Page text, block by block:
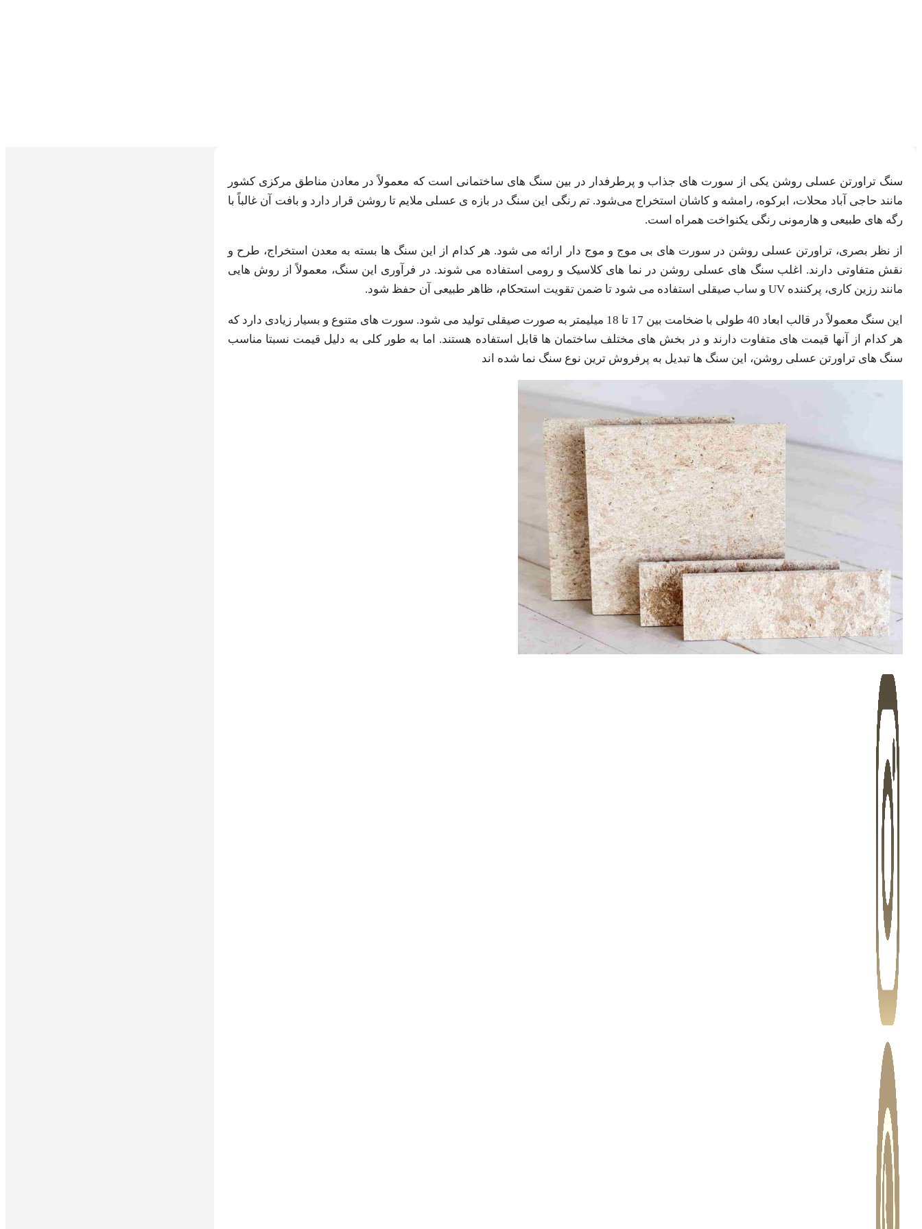
سنگ تراورتن عسلی روشن یکی از سورت های جذاب و پرطرفدار در بین سنگ های ساختمانی است که معمولاً در معادن مناطق مرکزی کشور
مانند حاجی آباد محلات، ابرکوه، رامشه و کاشان استخراج می‌شود. تم رنگی این سنگ در بازه ی عسلی ملایم تا روشن قرار دارد و بافت آن غالباً با
رگه های طبیعی و هارمونی رنگی یکنواخت همراه است.
از نظر بصری، تراورتن عسلی روشن در سورت های بی موج و موج دار ارائه می شود. هر کدام از این سنگ ها بسته به معدن استخراج، طرح و
نقش متفاوتی دارند. اغلب سنگ های عسلی روشن در نما های کلاسیک و رومی استفاده می شوند. در فرآوری این سنگ، معمولاً از روش هایی
مانند رزین کاری، پرکننده UV و ساب صیقلی استفاده می شود تا ضمن تقویت استحکام، ظاهر طبیعی آن حفظ شود.
این سنگ معمولاً در قالب ابعاد 40 طولی با ضخامت بین 17 تا 18 میلیمتر به صورت صیقلی تولید می شود. سورت های متنوع و بسیار زیادی دارد که
هر کدام از آنها قیمت های متفاوت دارند و در بخش های مختلف ساختمان ها قابل استفاده هستند. اما به طور کلی به دلیل قیمت نسبتا مناسب
سنگ های تراورتن عسلی روشن، این سنگ ها تبدیل به پرفروش ترین نوع سنگ نما شده اند